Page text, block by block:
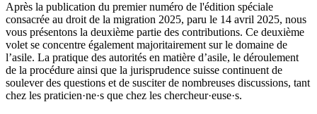
Après la publication du premier numéro de l'édition spéciale
consacrée au droit de la migration 2025, paru le 14 avril 2025, nous
vous présentons la deuxième partie des contributions. Ce deuxième
volet se concentre également majoritairement sur le domaine de
l’asile. La pratique des autorités en matière d’asile, le déroulement
de la procédure ainsi que la jurisprudence suisse continuent de
soulever des questions et de susciter de nombreuses discussions, tant
chez les praticien·ne·s que chez les chercheur·euse·s.